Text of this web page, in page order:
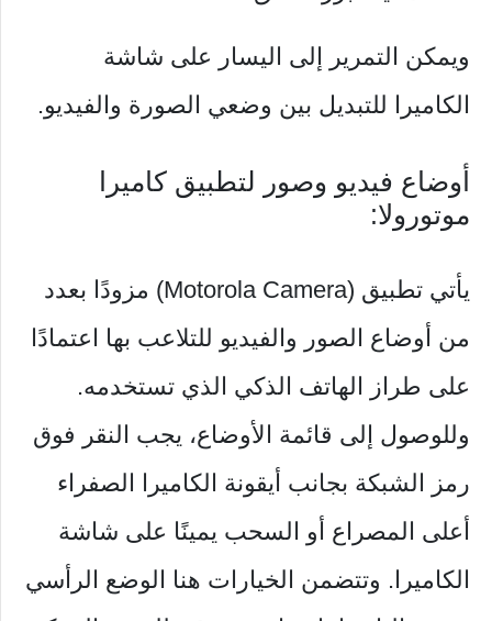
ويمكن التمرير إلى اليسار على شاشة
الكاميرا للتبديل بين وضعي الصورة والفيديو.
أوضاع فيديو وصور لتطبيق كاميرا
موتورولا:
يأتي تطبيق (Motorola Camera) مزودًا بعدد
من أوضاع الصور والفيديو للتلاعب بها اعتمادًا
على طراز الهاتف الذكي الذي تستخدمه.
وللوصول إلى قائمة الأوضاع، يجب النقر فوق
رمز الشبكة بجانب أيقونة الكاميرا الصفراء
أعلى المصراع أو السحب يمينًا على شاشة
الكاميرا. وتتضمن الخيارات هنا الوضع الرأسي